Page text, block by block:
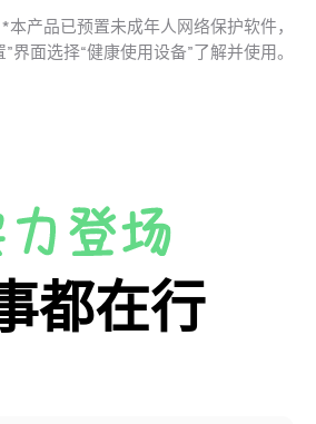
*本产品已预置未成年人网络保护软件，
界面选择“健康使用设备”了解并使⁠用。
都在行